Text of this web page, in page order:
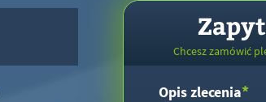
Chcesz zamówić
Opis zlecenia*